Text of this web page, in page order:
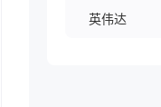
英伟达